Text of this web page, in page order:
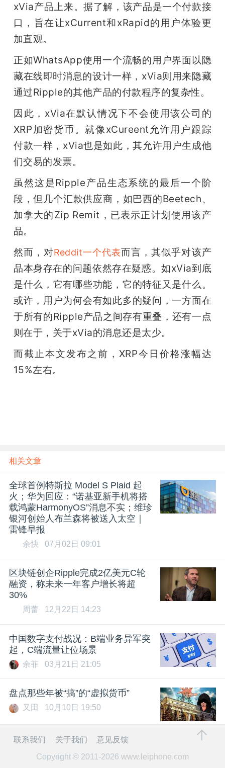
xVia产品上来。据了解，该产品是一个付款接
口，旨在让xCurrent和xRapid的用户体验更
加直观。
正如WhatsApp使用一个流畅的用户界面以隐
藏在线即时消息的设计一样，xVia则用来隐藏
通过Ripple的其他产品的付款程序的复杂性。
因此，xVia在默认情况下不会使用该公司的
XRP加密货币。就像xCureent允许用户跟踪
付款一样，xVia也是如此，其允许用户生成他
们交易的发票。
虽然这是Ripple产品生态系统的最后一个阶
段，但几个汇款供应商，如巴西的Beetech、
加拿大的Zip Remit，已表示正计划使用该产
品。
然而，对Reddit一个代表而言，其似乎对该产
品本身存在的问题依然存在疑惑。如xVia到底
是什么，它有哪些功能，它的特征又是什么。
或许，用户为何会有如此多的疑问，一方面在
于所有的Ripple产品之间存有重叠，还有一点
则在于，关于xVia的消息还是太少。
而截止本文发布之前，XRP今日价格涨幅达
15%左右。
相关文章
全球首例特斯拉 Model S Plaid 起
火；华为回应：“诺基亚新手机将搭
载鸿蒙HarmonyOS”消息不实；维珍
银河创始人布兰森将被送入太空｜
雷锋早报
余快 07月02日 09:01
区块链创企Ripple完成2亿美元C轮
融资，称未来一年客户增长将超
30%
周蕾 12月22日 14:23
中国数字支付战况：B端业务异军突
起，C端流量让位场景
余菲 03月21日 21:05
盘点那些年被“搞”的“虚拟货币”
又田 10月10日 19:50
联系我们 关于我们
意见反馈
Copyright © 2011-2026 www.leiphone.com